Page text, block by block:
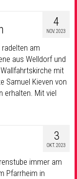
4
NOV. 2023
am
aus Welldorf und
mit
Samuel Kieven von
erhalten. Mit viel
3
OKT. 2023
immer am
Pfarrheim in